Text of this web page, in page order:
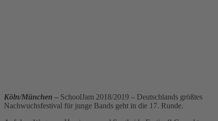
Köln/München – SchoolJam 2018/2019 – Deutschlands größtes
Nachwuchsfestival für junge Bands geht in die 17. Runde.